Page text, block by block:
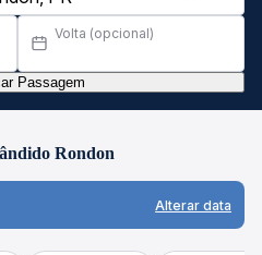
Volta (opcional)
Passagem
Rondon
Alterar data